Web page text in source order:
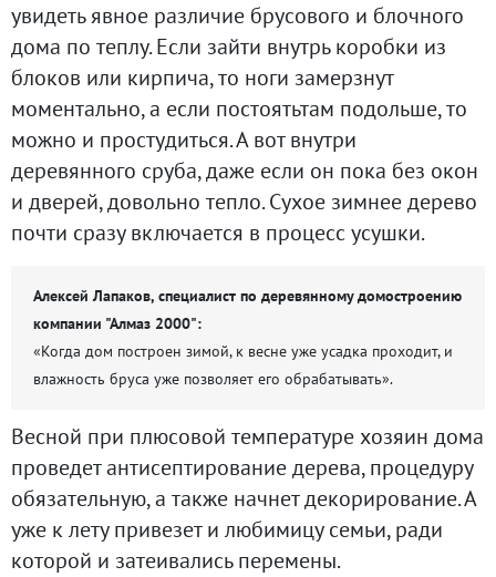
увидеть явное различие брусового и блочного
дома по теплу. Если зайти внутрь коробки из
блоков или кирпича, то ноги замерзнут
моментально, а если постоятьтам подольше, то
можно и простудиться. А вот внутри
деревянного сруба, даже если он пока без окон
и дверей, довольно тепло. Сухое зимнее дерево
почти сразу включается в процесс усушки.
Алексей Лапаков, специалист по деревянному домостроению
компании "Алмаз 2000":
«Когда дом построен зимой, к весне уже усадка проходит, и
влажность бруса уже позволяет его обрабатывать».
Весной при плюсовой температуре хозяин дома
проведет антисептирование дерева, процедуру
обязательную, а также начнет декорирование. А
уже к лету привезет и любимицу семьи, ради
которой и затеивались перемены.